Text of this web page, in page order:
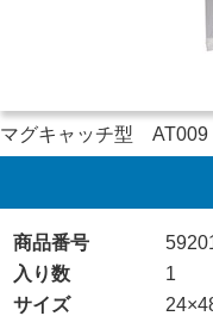
マグキャッチ型 AT009
商品番号
入り数
1
サイズ